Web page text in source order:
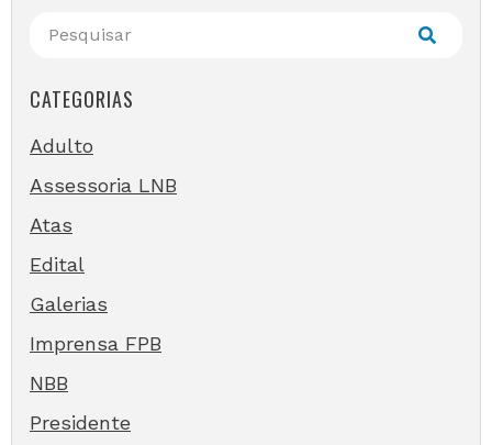
CATEGORIAS
Adulto
Assessoria LNB
Atas
Edital
Galerias
Imprensa FPB
NBB
Presidente